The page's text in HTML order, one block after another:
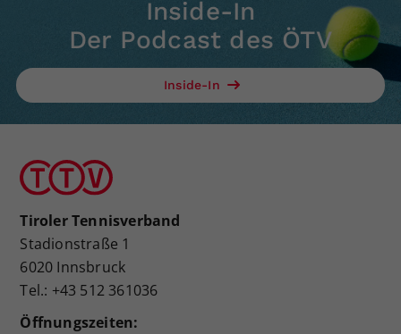
Inside-In
Der Podcast des ÖTV
Inside-In
Tiroler Tennisverband
Stadionstraße 1
6020 Innsbruck
Tel.: +43 512 361036
Öffnungszeiten: